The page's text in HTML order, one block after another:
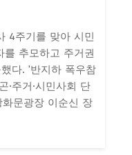
4주기를 맞아 시민
를 추모하고 주거권
다. '반지하 폭우참
·주거·시민사회 단
문광장 이순신 장